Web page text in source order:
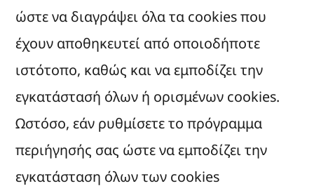
ώστε να διαγράψει όλα τα cookies που
έχουν αποθηκευτεί από οποιοδήποτε
ιστότοπο, καθώς και να εμποδίζει την
εγκατάστασή όλων ή ορισμένων cookies.
Ωστόσο, εάν ρυθμίσετε το πρόγραμμα
περιήγησής σας ώστε να εμποδίζει την
εγκατάσταση όλων των cookies